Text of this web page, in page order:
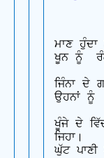
ਮਾਣ
ਖੂਨ ਨੂੰ
ਜਿੰਨਾ ਦੇ
ਉਹਨਾਂ ਨੂੰ
ਖੂੰਜੇ ਦੇ
ਜਿਹਾ।
ਘੁੱਟ